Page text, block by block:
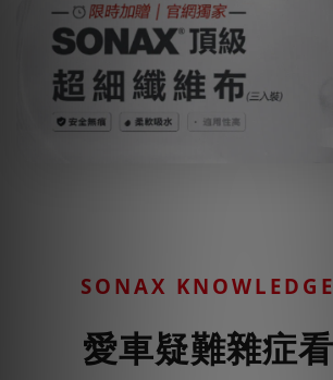
SONAX
愛車疑難雜症